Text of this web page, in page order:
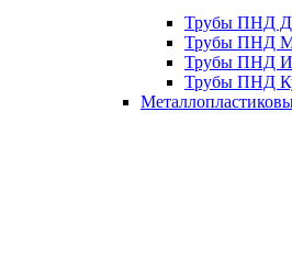
Трубы ПНД
Трубы ПНД
Трубы ПНД
Трубы ПНД